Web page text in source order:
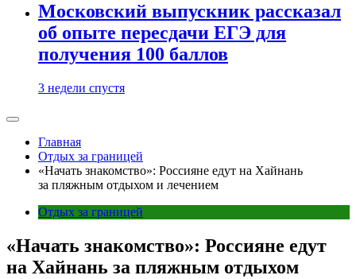
Московский выпускник рассказал
об опыте пересдачи ЕГЭ для
получения 100 баллов
3 недели спустя
Главная
Отдых за границей
«Начать знакомство»: Россияне едут на Хайнань
за пляжным отдыхом и лечением
Отдых за границей
«Начать знакомство»: Россияне едут
на Хайнань за пляжным отдыхом